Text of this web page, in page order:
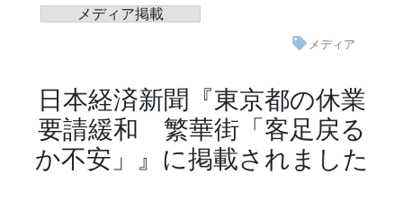
メディア掲載
メディア
日本経済新聞『東京都の休業
要請緩和 繁華街「客足戻る
か不安」』に掲載されました